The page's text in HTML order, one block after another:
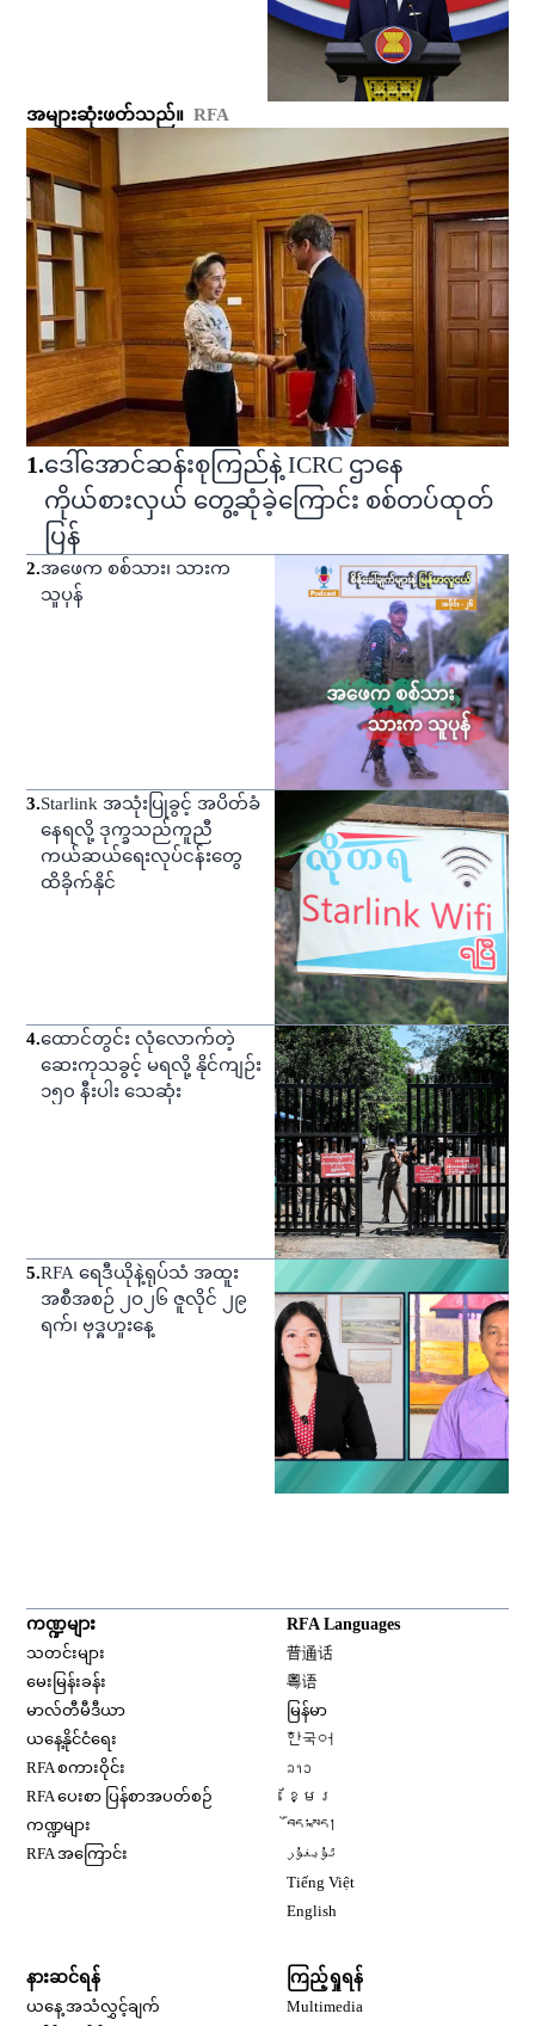
အများဆုံးဖတ်သည်။ RFA
1.ဒေါ်အောင်ဆန်းစုကြည်နဲ့ ICRC ဌာနေ
ကိုယ်စားလှယ် တွေ့ဆုံခဲ့ကြောင်း စစ်တပ်ထုတ်
ပြန်
2.အဖေက စစ်သား၊ သားက
သူပုန်
3.Starlink အသုံးပြုခွင့် အပိတ်ခံ
နေရလို့ ဒုက္ခသည်ကူညီ
ကယ်ဆယ်ရေးလုပ်ငန်းတွေ
ထိခိုက်နိုင်
4.ထောင်တွင်း လုံလောက်တဲ့
ဆေးကုသခွင့် မရလို့ နိုင်ကျဉ်း
၁၅၀ နီးပါး သေဆုံး
5.RFA ရေဒီယိုနဲ့ရုပ်သံ အထူး
အစီအစဉ် ၂ဝ၂၆ ဇူလိုင် ၂၉
ရက်၊ ဗုဒ္ဓဟူးနေ့
ကဏ္ဍများ
သတင်းများ
မေးမြန်းခန်း
မာလ်တီမီဒီယာ
ယနေ့နိုင်ငံရေး
RFA စကားဝိုင်း
RFA ပေးစာ ပြန်စာအပတ်စဉ်
ကဏ္ဍများ
RFA အကြောင်း
RFA Languages
普通话
粤语
မြန်မာ
한국어
ລາວ
ខ្មែរ
བོད་སྐད།
ئۇيغۇر
Tiếng Việt
English
နားဆင်ရန်
ယနေ့ အသံလွှင့်ချက်
ကြည့်ရှုရန်
Multimedia